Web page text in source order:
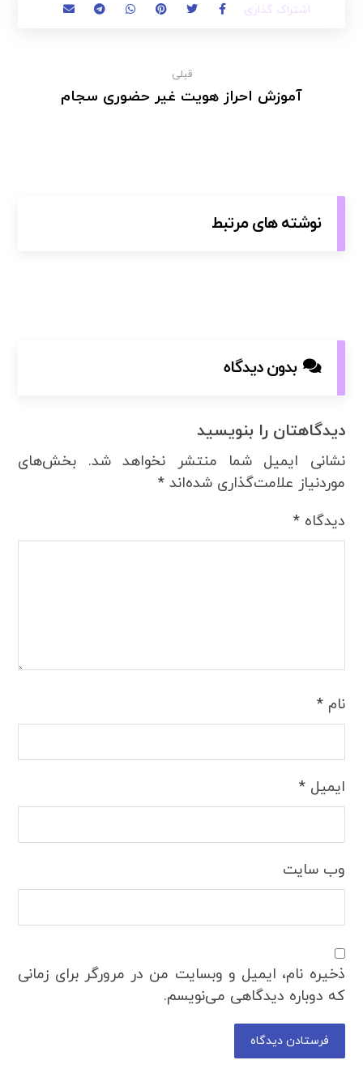
قبلی
آموزش احراز هویت غیر حضوری سجام
نوشته های مرتبط
بدون دیدگاه
دیدگاهتان را بنویسید
نشانی ایمیل شما منتشر نخواهد شد.
بخش‌های
موردنیاز علامت‌گذاری شده‌اند*
دیدگاه*
نام*
ایمیل*
وب‌ سایت
ذخیره نام، ایمیل و وبسایت من در مرورگر برای زمانی
که دوباره دیدگاهی می‌نویسم.